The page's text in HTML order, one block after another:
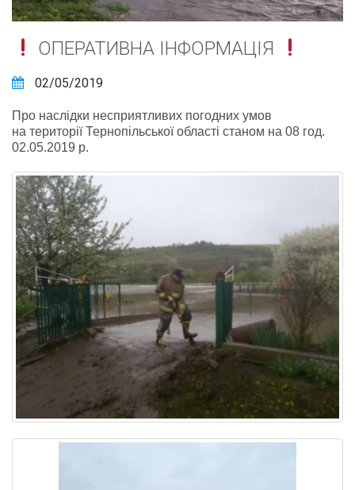
ОПЕРАТИВНА ІНФОРМАЦІЯ
02/05/2019
Про наслідки несприятливих погодних умов
на території Тернопільської області станом на 08 год.
02.05.2019 р.